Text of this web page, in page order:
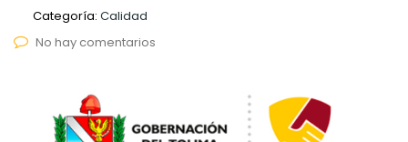
Categoría: Calidad
No hay comentarios